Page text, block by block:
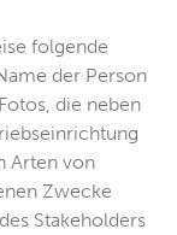
folgende
der Person
die neben
Arten von
Zwecke
Stakeholders